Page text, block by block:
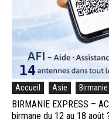
Accueil Asie Birmanie
BIRMANIE EXPRESS –
birmane du 12 au 18 août